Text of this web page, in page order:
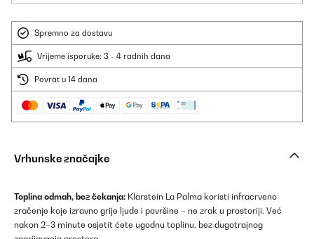
Spremno za dostavu
Vrijeme isporuke: 3 - 4 radnih dana
Povrat u 14 dana
Vrhunske značajke
Toplina odmah, bez čekanja: Klarstein La Palma koristi infracrveno
zračenje koje izravno grije ljude i površine – ne zrak u prostoriji. Već
nakon 2–3 minute osjetit ćete ugodnu toplinu, bez dugotrajnog